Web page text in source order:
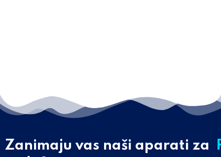
Zanimaju vas naši aparati za